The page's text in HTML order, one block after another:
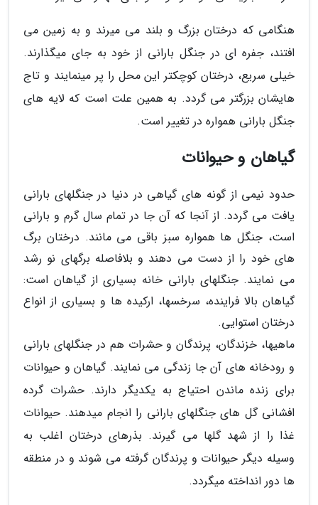
هنگامی که درختان بزرگ و بلند می میرند و به زمین می
افتند، جفره ای در جنگل بارانی از خود به جای میگذارند.
خیلی سریع، درختان کوچکتر این محل را پر مینمایند و تاج
هایشان بزرگتر می گردد. به همین علت است که لایه های
جنگل بارانی همواره در تغییر است.
گیاهان و حیوانات
حدود نیمی از گونه های گیاهی در دنیا در جنگلهای بارانی
یافت می گردد. از آنجا که آن جا در تمام سال گرم و بارانی
است، جنگل ها همواره سبز باقی می مانند. درختان برگ
های خود را از دست می دهند و بلافاصله برگهای نو رشد
می نمایند. جنگلهای بارانی خانه بسیاری از گیاهان است:
گیاهان بالا فراینده، سرخسها، ارکیده ها و بسیاری از انواع
درختان استوایی.
ماهیها، خزندگان، پرندگان و حشرات هم در جنگلهای بارانی
و رودخانه های آن جا زندگی می نمایند. گیاهان و حیوانات
برای زنده ماندن احتیاج به یکدیگر دارند. حشرات گرده
افشانی گل های جنگلهای بارانی را انجام میدهند. حیوانات
غذا را از شهد گلها می گیرند. بذرهای درختان اغلب به
وسیله دیگر حیوانات و پرندگان گرفته می شوند و در منطقه
ها دور انداخته میگردد.